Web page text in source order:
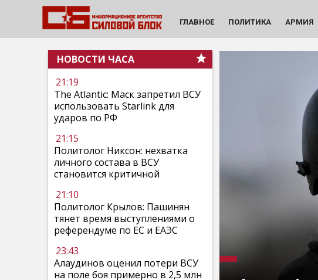
ГЛАВНОЕ ПОЛИТИКА АРМИЯ
НОВОСТИ ЧАСА
21:19
The Atlantic: Маск запретил ВСУ
использовать Starlink для
ударов по РФ
21:15
Политолог Никсон: нехватка
личного состава в ВСУ
становится критичной
21:10
Политолог Крылов: Пашинян
тянет время выступлениями о
референдуме по ЕС и ЕАЭС
23:43
Алаудинов оценил потери ВСУ
на поле боя примерно в 2,5 млн